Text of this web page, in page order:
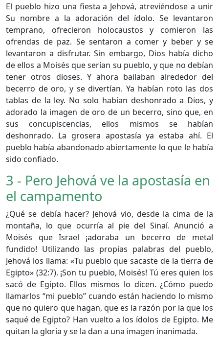
El pueblo hizo una fiesta a Jehová, atreviéndose a unir
Su nombre a la adoración del ídolo. Se levantaron
temprano, ofrecieron holocaustos y comieron las
ofrendas de paz. Se sentaron a comer y beber y se
levantaron a disfrutar. Sin embargo, Dios había dicho
de ellos a Moisés que serían su pueblo, y que no debían
tener otros dioses. Y ahora bailaban alrededor del
becerro de oro, y se divertían. Ya habían roto las dos
tablas de la ley. No solo habían deshonrado a Dios, y
adorado la imagen de oro de un becerro, sino que, en
sus concupiscencias, ellos mismos se habían
deshonrado. La grosera apostasía ya estaba ahí. El
pueblo había abandonado abiertamente lo que le había
sido confiado.
3 - Pero Jehová ve la apostasía en
el campamento
¿Qué se debía hacer? Jehová vio, desde la cima de la
montaña, lo que ocurría al pie del Sinaí. Anunció a
Moisés que Israel ¡adoraba un becerro de metal
fundido! Utilizando las propias palabras del pueblo,
Jehová los llama: «Tu pueblo que sacaste de la tierra de
Egipto» (32:7). ¡Son tu pueblo, Moisés! Tú eres quien los
sacó de Egipto. Ellos mismos lo dicen. ¿Cómo puedo
llamarlos “mi pueblo” cuando están haciendo lo mismo
que no quiero que hagan, que es la razón por la que los
saqué de Egipto? Han vuelto a los ídolos de Egipto. Me
quitan la gloria y se la dan a una imagen inanimada.